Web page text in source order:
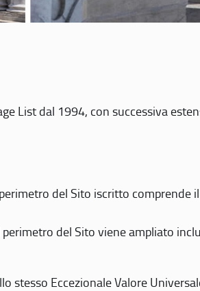
List dal 1994, con successiva
del Sito iscritto comprende
del Sito viene ampliato
stesso Eccezionale Valore